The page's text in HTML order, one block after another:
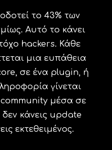
το 43% των
Αυτό το κάνει
hackers. Κάθε
μια ευπάθεια
σε ένα plugin, ή
γίνεται
μέσα σε
κάνεις update
εκτεθειμένος.